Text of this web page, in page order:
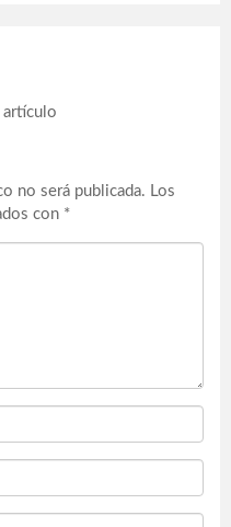
artículo
no será publicada. Los
con *